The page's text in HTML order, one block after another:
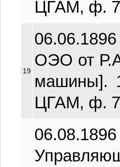
ЦГАМ, ф.
19
ОЭО от
машины].
ЦГАМ, ф.